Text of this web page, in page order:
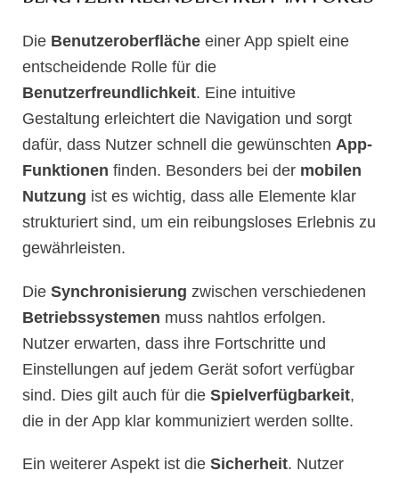
Die Benutzeroberfläche einer App spielt eine
entscheidende Rolle für die
Benutzerfreundlichkeit. Eine intuitive
Gestaltung erleichtert die Navigation und sorgt
dafür, dass Nutzer schnell die gewünschten App-
Funktionen finden. Besonders bei der mobilen
Nutzung ist es wichtig, dass alle Elemente klar
strukturiert sind, um ein reibungsloses Erlebnis zu
gewährleisten.
Die Synchronisierung zwischen verschiedenen
Betriebssystemen muss nahtlos erfolgen.
Nutzer erwarten, dass ihre Fortschritte und
Einstellungen auf jedem Gerät sofort verfügbar
sind. Dies gilt auch für die Spielverfügbarkeit,
die in der App klar kommuniziert werden sollte.
Ein weiterer Aspekt ist die Sicherheit. Nutzer